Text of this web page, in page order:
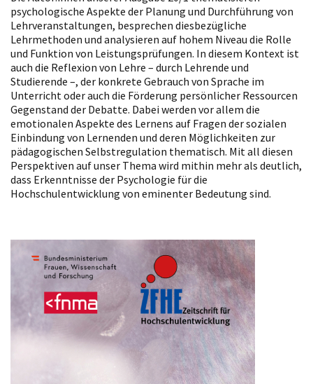
psychologische Aspekte der Planung und Durchführung von
Lehrveranstaltungen, besprechen diesbezügliche
Lehrmethoden und analysieren auf hohem Niveau die Rolle
und Funktion von Leistungsprüfungen. In diesem Kontext ist
auch die Reflexion von Lehre – durch Lehrende und
Studierende –, der konkrete Gebrauch von Sprache im
Unterricht oder auch die Förderung persönlicher Ressourcen
Gegenstand der Debatte. Dabei werden vor allem die
emotionalen Aspekte des Lernens auf Fragen der sozialen
Einbindung von Lernenden und deren Möglichkeiten zur
pädagogischen Selbstregulation thematisch. Mit all diesen
Perspektiven auf unser Thema wird mithin mehr als deutlich,
dass Erkenntnisse der Psychologie für die
Hochschulentwicklung von eminenter Bedeutung sind.